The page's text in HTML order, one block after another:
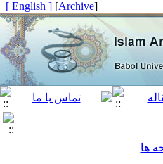
[
Archive
]
[ English ]
ها